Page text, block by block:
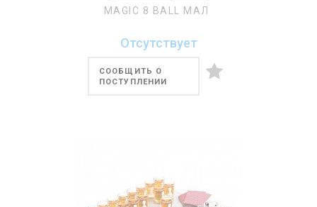
MAGIC 8 BALL МАЛ
Отсутствует
СООБЩИТЬ О
ПОСТУПЛЕНИИ